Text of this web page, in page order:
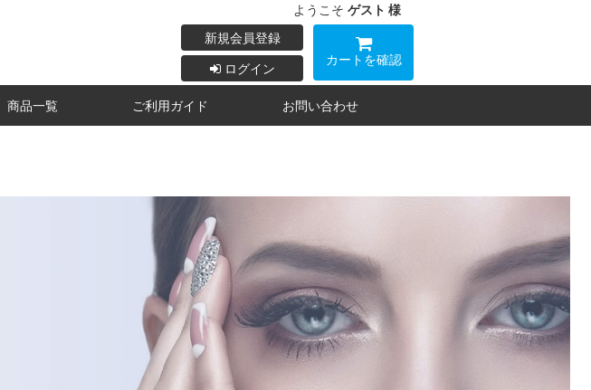
ようこそ ゲスト 様
新規会員登録
ログイン
カートを確認
商品一覧 ご利用ガイド お問い合わせ